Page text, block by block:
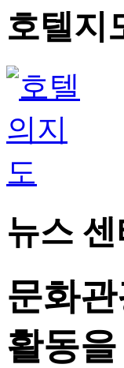
호텔지
뉴스 센
문화
활동